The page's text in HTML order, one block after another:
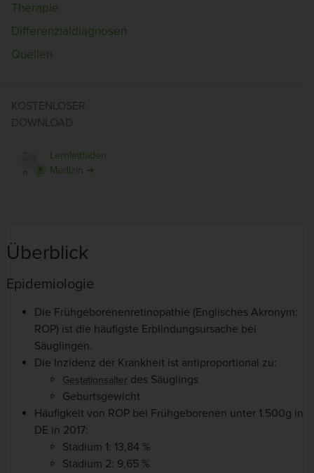
Therapie
Differenzialdiagnosen
Quellen
KOSTENLOSER
DOWNLOAD
Lernleitfaden
Medizin ➜
Überblick
Epidemiologie
Die Frühgeborenenretinopathie (Englisches Akronym:
ROP) ist die häufigste Erblindungsursache bei
Säuglingen.
Die Inzidenz der Krankheit ist antiproportional zu:
Gestationsalter des Säuglings
Geburtsgewicht
Häufigkeit von ROP bei Frühgeborenen unter 1.500g in
DE in 2017:
Stadium 1: 13,84 %
Stadium 2: 9,65 %